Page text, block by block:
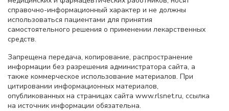
справочно-информационный характер и не должны
использоваться пациентами для принятия
самостоятельного решения о применении лекарственных
средств.
Запрещена передача, копирование, распространение
информации без разрешения администратора сайта, а
также коммерческое использование материалов. При
цитировании информационных материалов,
опубликованных на страницах сайта www.rlsnet.ru, ссылка
на источник информации обязательна.